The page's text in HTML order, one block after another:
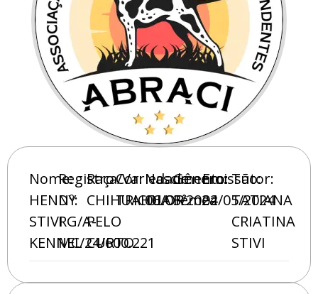
Nome:
HENDY
STIVI
KENNEL
Registro
Nº:
RG/A-
MC/24/600.221
Raça/Variedade:
CHIHUAHUA
PELO
CURTO
Cor:
TRICOLOR
Nascimento:
06/03/2024
Gênero:
Fêmea
Emissão:
02/05/2024
Tutor:
TATIANA
CRIATINA
STIVI